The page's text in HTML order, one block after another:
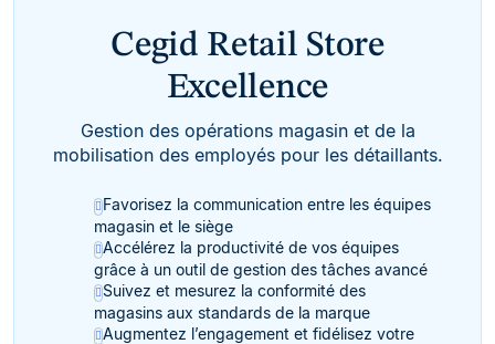
Cegid Retail Store
Excellence
Gestion des opérations magasin et de la
mobilisation des employés pour les détaillants.
Favorisez la communication entre les équipes
magasin et le siège
Accélérez la productivité de vos équipes
grâce à un outil de gestion des tâches avancé
Suivez et mesurez la conformité des
magasins aux standards de la marque
Augmentez l’engagement et fidélisez votre